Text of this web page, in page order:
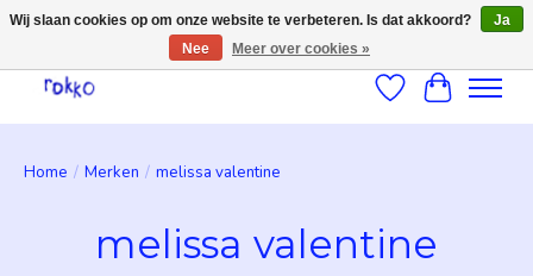
Verlanglijst
Home / Merken / melissa valentine
melissa valentine
Wij slaan cookies op om onze website te verbeteren. Is dat akkoord?
Ja
Nee
Meer over cookies »